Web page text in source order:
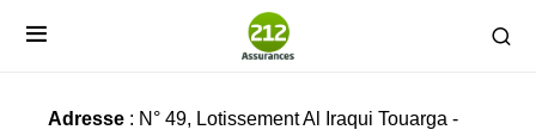
ASSURANCE TOUARGA
Adresse : N° 49, Lotissement Al Iraqui Touarga -